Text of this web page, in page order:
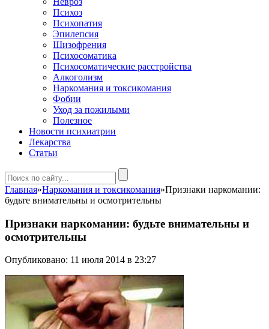
Психоз
Психопатия
Эпилепсия
Шизофрения
Психосоматика
Психосоматические расстройства
Алкоголизм
Наркомания и токсикомания
Фобии
Уход за пожилыми
Полезное
Новости психиатрии
Лекарства
Статьи
Главная»Наркомания и токсикомания»Признаки наркомании:
будьте внимательны и осмотрительны
Признаки наркомании: будьте внимательны и
осмотрительны
Опубликовано: 11 июля 2014 в 23:27